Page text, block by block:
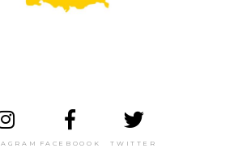
FACEBOOOK TWITTER